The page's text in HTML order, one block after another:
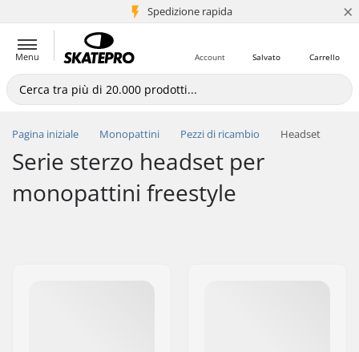
Spedizione rapida
+5 mln di clienti ×
Menu Carrello
Salvato
Account
Pagina iniziale Monopattini Pezzi di ricambio Headset
Serie sterzo headset per
monopattini freestyle